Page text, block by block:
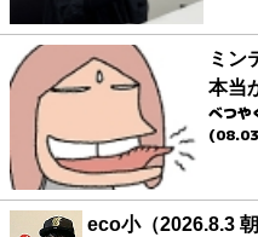
ミン
本当
べつや
eco小（2026.8.3